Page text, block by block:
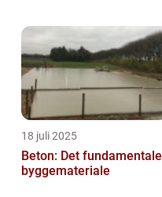
18 juli 2025
Beton: Det fundamentale
byggemateriale